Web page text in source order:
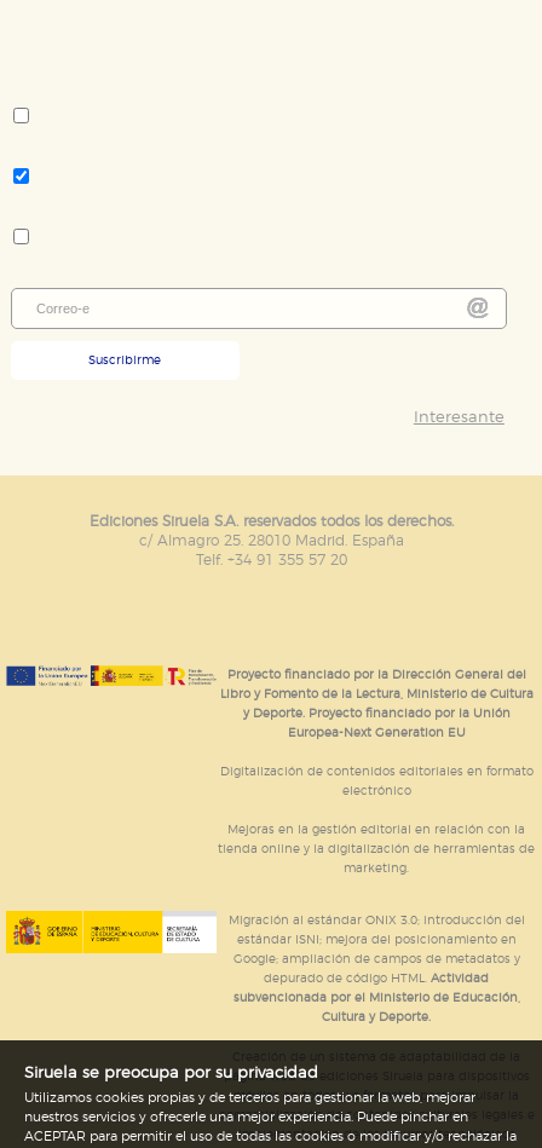
Suscribirme
Interesante
Ediciones Siruela S.A. reservados todos los derechos.
c/ Almagro 25. 28010 Madrid. España
Telf. +34 91 355 57 20
Proyecto financiado por la Dirección General del
Libro y Fomento de la Lectura, Ministerio de Cultura
y Deporte. Proyecto financiado por la Unión
Europea-Next Generation EU
Digitalización de contenidos editoriales en formato
electrónico
Mejoras en la gestión editorial en relación con la
tienda online y la digitalización de herramientas de
marketing.
Migración al estándar ONIX 3.0; introducción del
estándar ISNI; mejora del posicionamiento en
Google; ampliación de campos de metadatos y
depurado de código HTML.Actividad
subvencionada por el Ministerio de Educación,
Cultura y Deporte.
página web de ediciones Siruela para dispositivos
móviles en todos sus formatos para impulsar la
comercialización de contenidos culturales legales e
implementación de los recursos tecnológicos
Siruela se preocupa por su privacidad
Utilizamos cookies propias y de terceros para gestionar la web, mejorar
nuestros servicios y ofrecerle una mejor experiencia. Puede pinchar en
ACEPTAR para permitir el uso de todas las cookies o modificar y/o rechazar la